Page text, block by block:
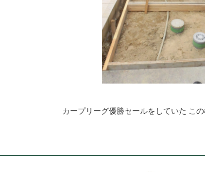
カープリーグ優勝セールをしていた こ